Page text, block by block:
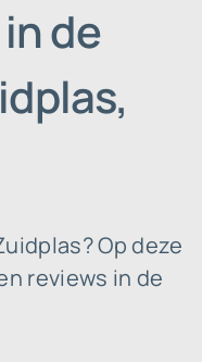
de
Op deze
reviews in de